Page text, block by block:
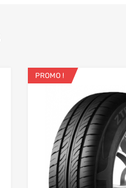
Add to Compare
PROMO !